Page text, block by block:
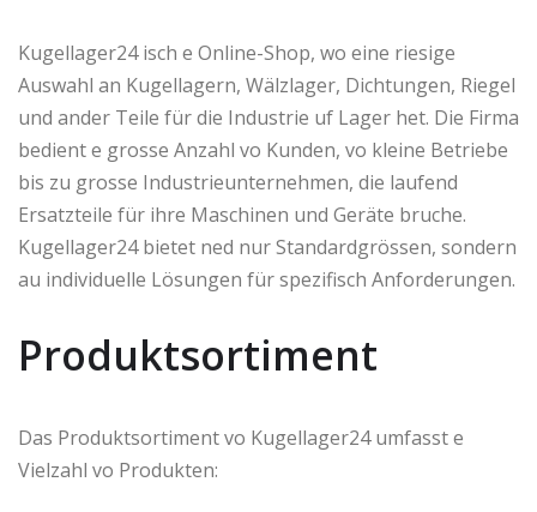
Kugellager24 isch e Online-Shop, wo eine riesige
Auswahl an Kugellagern, Wälzlager, Dichtungen, Riegel
und ander Teile für die Industrie uf Lager het. Die Firma
bedient e grosse Anzahl vo Kunden, vo kleine Betriebe
bis zu grosse Industrieunternehmen, die laufend
Ersatzteile für ihre Maschinen und Geräte bruche.
Kugellager24 bietet ned nur Standardgrössen, sondern
au individuelle Lösungen für spezifisch Anforderungen.
Produktsortiment
Das Produktsortiment vo Kugellager24 umfasst e
Vielzahl vo Produkten: